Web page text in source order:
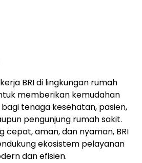
BRI di lingkungan rumah
memberikan kemudahan
tenaga kesehatan, pasien,
pengunjung rumah sakit.
cepat, aman, dan nyaman, BRI
ekosistem pelayanan
dan efisien.